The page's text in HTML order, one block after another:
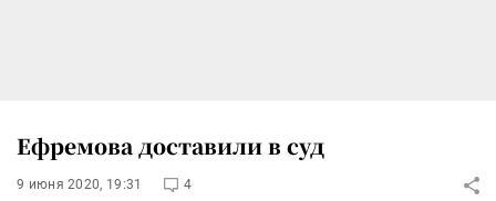
Ефремова доставили в суд
9 июня 2020, 19:31 4